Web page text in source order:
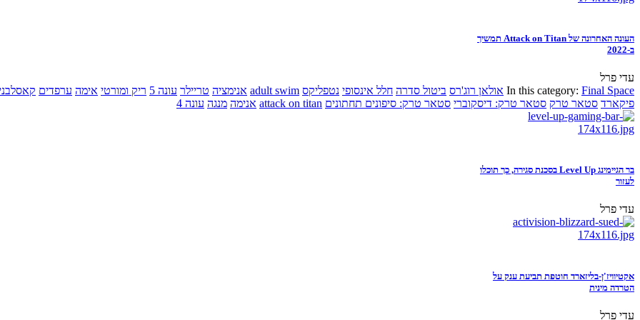
העונה האחרונה של Attack on Titan תמשיך
ב-2022
עדי פרל
In this category: Final Space אולאן רוג'רס ביטול סדרה חלל אינסופי נטפליקס adult swim אנימציה טריילר עונה 5 ריק ומורטי אימה ערפדים
פיקארד סטאר טרק סטאר טרק: דיסקוברי סטאר טרק: סיפונים תחתונים attack on titan אנימה מנגה עונה 4
בר הגיימינג Level Up בסכנת סגירה, כך תוכלו
לעזור
עדי פרל
אקטיוויז'ן-בליזארד חוטפת תביעת ענק על
הטרדה מינית
עדי פרל